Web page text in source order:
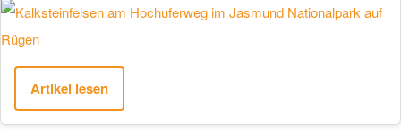
Artikel lesen